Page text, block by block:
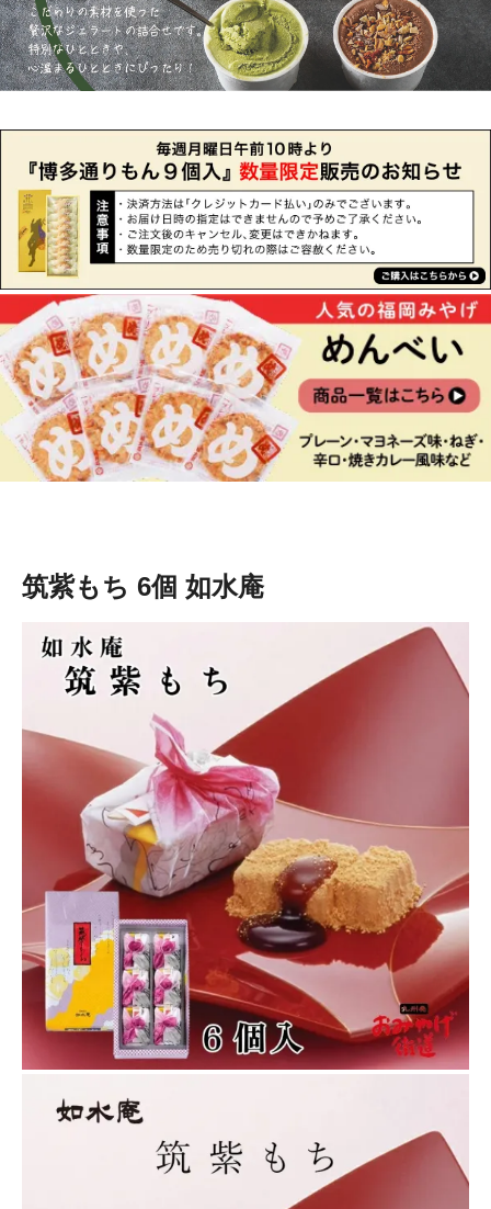
筑紫もち 6個 如水庵